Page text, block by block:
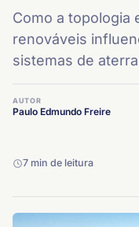
Como a topologia
renováveis
sistemas de
AUTOR
Paulo Edmundo Freire
7 min de leitura